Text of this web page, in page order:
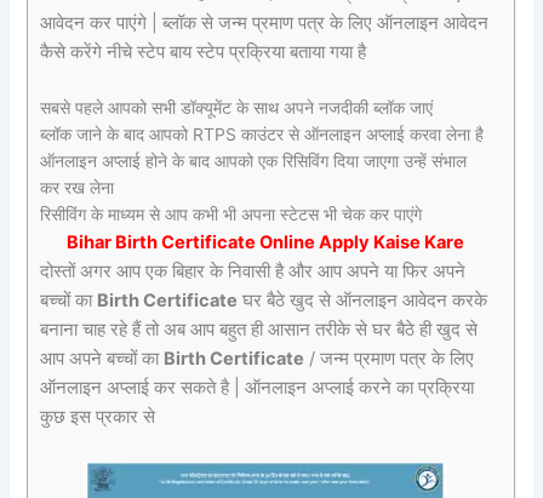
आवेदन कर पाएंगे | ब्लॉक से जन्म प्रमाण पत्र के लिए ऑनलाइन आवेदन
कैसे करेंगे नीचे स्टेप बाय स्टेप प्रक्रिया बताया गया है
सबसे पहले आपको सभी डॉक्यूमेंट के साथ अपने नजदीकी ब्लॉक जाएं
ब्लॉक जाने के बाद आपको RTPS काउंटर से ऑनलाइन अप्लाई करवा लेना है
ऑनलाइन अप्लाई होने के बाद आपको एक रिसिविंग दिया जाएगा उन्हें संभाल
कर रख लेना
रिसीविंग के माध्यम से आप कभी भी अपना स्टेटस भी चेक कर पाएंगे
Bihar Birth Certificate Online Apply Kaise Kare
दोस्तों अगर आप एक बिहार के निवासी है और आप अपने या फिर अपने
बच्चों का Birth Certificate घर बैठे खुद से ऑनलाइन आवेदन करके
बनाना चाह रहे हैं तो अब आप बहुत ही आसान तरीके से घर बैठे ही खुद से
आप अपने बच्चों का Birth Certificate / जन्म प्रमाण पत्र के लिए
ऑनलाइन अप्लाई कर सकते है | ऑनलाइन अप्लाई करने का प्रक्रिया
कुछ इस प्रकार से